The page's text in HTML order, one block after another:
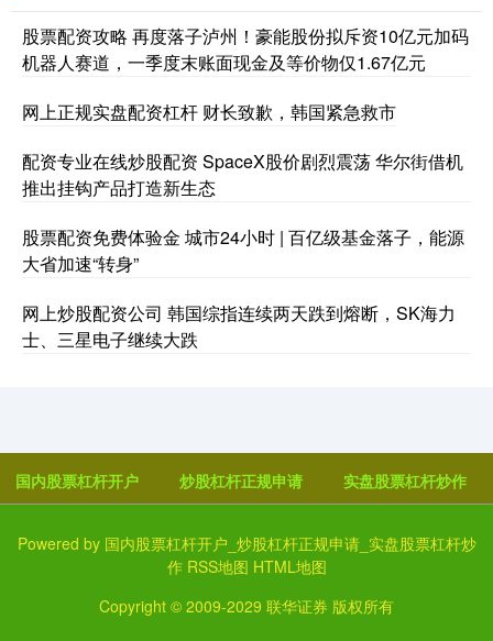
股票配资攻略 再度落子泸州！豪能股份拟斥资10亿元加码
机器人赛道，一季度末账面现金及等价物仅1.67亿元
网上正规实盘配资杠杆 财长致歉，韩国紧急救市
配资专业在线炒股配资 SpaceX股价剧烈震荡 华尔街借机
推出挂钩产品打造新生态
股票配资免费体验金 城市24小时 | 百亿级基金落子，能源
大省加速“转身”
网上炒股配资公司 韩国综指连续两天跌到熔断，SK海力
士、三星电子继续大跌
国内股票杠杆开户 炒股杠杆正规申请 实盘股票杠杆炒作
Powered by 国内股票杠杆开户_炒股杠杆正规申请_实盘股票杠杆炒
作 RSS地图 HTML地图
Copyright © 2009-2029 联华证券 版权所有